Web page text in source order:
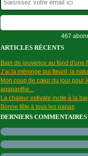
467
ARTICLES RÉCENTS
Bain de jouvence au fond d'une
J’ai la méninge qui fleurit, la
Mon coup de cœur du jour pour
agapanthe...
La chaleur estivale incite à la
Bonne fête à tous les papas
DERNIERS COMMENTAIRES